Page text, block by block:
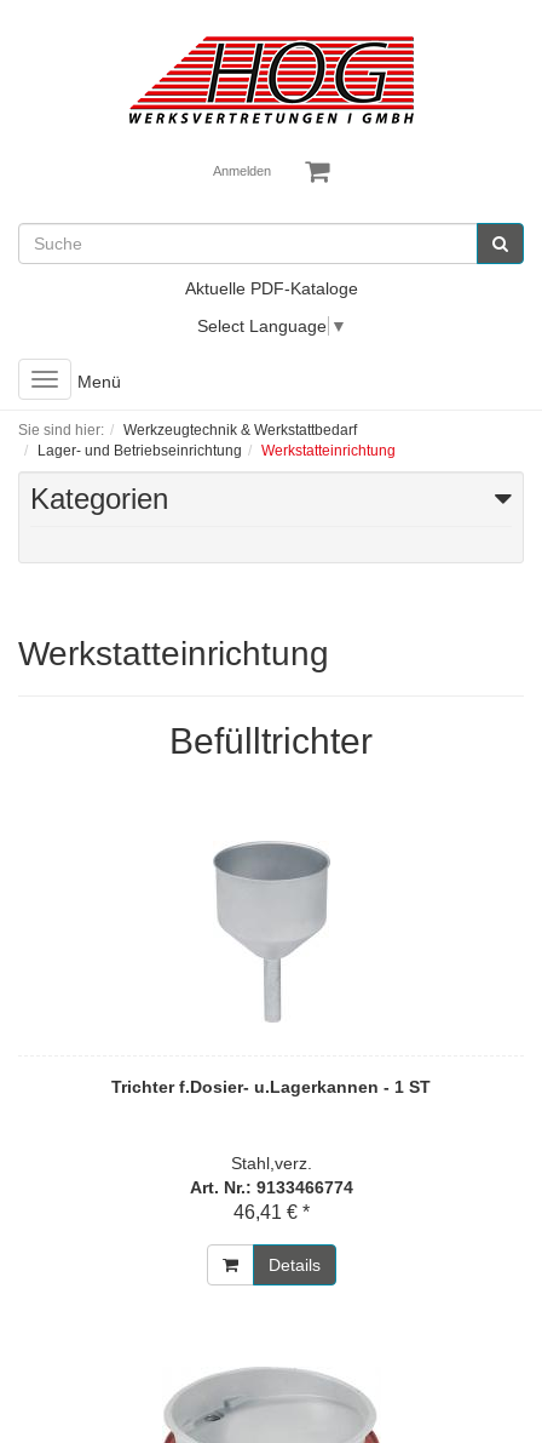
Anmelden
Aktuelle PDF-Kataloge
Select Language ▼
Toggle
navigation
Menü
Sie sind hier:
Werkzeugtechnik & Werkstattbedarf
Lager- und Betriebseinrichtung
Werkstatteinrichtung
Kategorien
Werkstatteinrichtung
Befülltrichter
Trichter f.Dosier- u.Lagerkannen - 1 ST
Stahl,verz.
Art. Nr.: 9133466774
46,41 € *
Details